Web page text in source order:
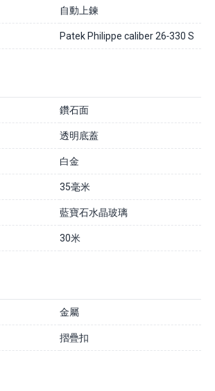
自動上鍊
Patek Philippe caliber 26‑330 S
鑽石面
透明底蓋
白金
35毫米
藍寶石水晶玻璃
30米
金屬
摺疊扣